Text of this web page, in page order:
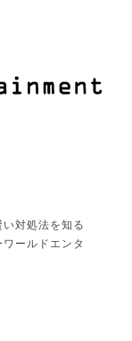
対処法を知る
ールドエンタ